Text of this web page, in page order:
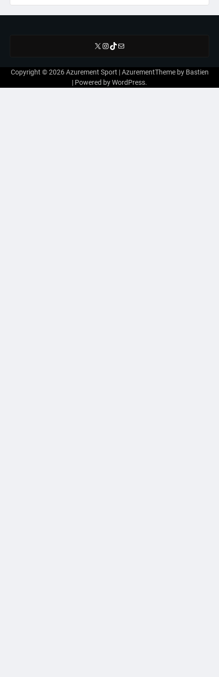
X Instagram
TikTok
E-mail
Copyright © 2026Azurement Sport | AzurementTheme by Bastien
| Powered byWordPress.